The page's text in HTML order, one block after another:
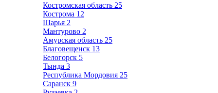
Костромская область 25
Кострома 12
Шарья 2
Мантурово 2
Амурская область 25
Благовещенск 13
Белогорск 5
Тында 3
Республика Мордовия 25
Саранск 9